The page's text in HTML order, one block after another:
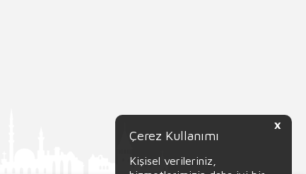
X
Çerez Kullanımı
Kişisel verileriniz,